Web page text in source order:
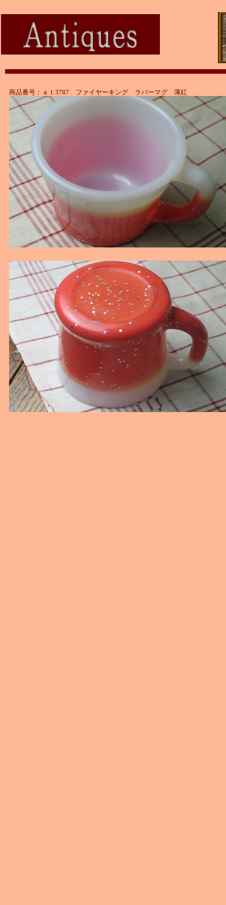
商品番号：ａｔ3787 ファイヤーキング ラバーマグ 薄紅